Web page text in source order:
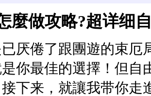
麼做攻略?超详细
厌倦了跟團遊的束厄
你最佳的選擇！但
下来，就讓我带你走